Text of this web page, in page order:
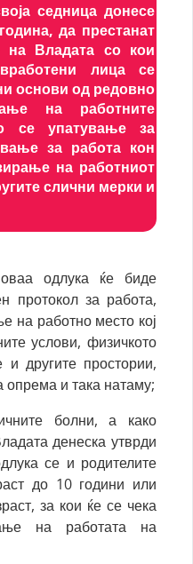
седница донесе
да престанат
на Владата со кои
лица се
основи од редовно
на работните
се упатување за
за работа кон
на работниот
слични мерки и
одлука ќе биде
протокол за работа,
на работно место кој
услови, физичкото
и другите простории,
и така натаму;
болни, а како
денеска утврди
се и родителите
до 10 години или
за кои ќе се чека
на работата на